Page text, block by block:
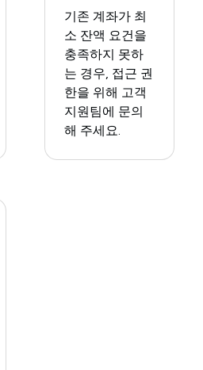
기존 계좌가 최
소 잔액 요건을
충족하지 못하
는 경우, 접근 권
한을 위해 고객
지원팀에 문의
해 주세요.